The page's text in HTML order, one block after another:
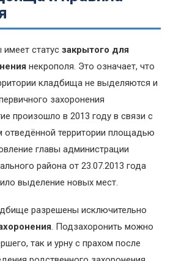
статус закрытого для
некрополя. Это означает, что
кладбища не выделяются и
захоронения
произошло в 2013 году в связи с
отведённой территории площадью
главы администрации
района от 23.07.2013 года
выделение новых мест.
разрешены исключительно
. Подзахоронить можно
так и урну с прахом после